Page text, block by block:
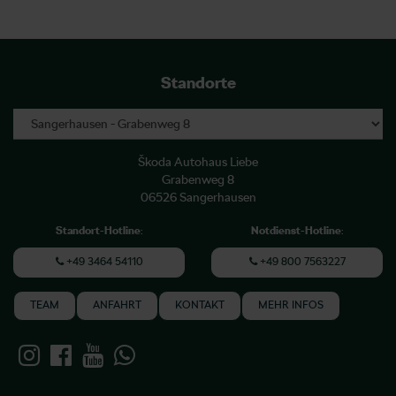
Standorte
Škoda Autohaus Liebe
Grabenweg 8
06526 Sangerhausen
Standort-Hotline:
+49 3464 54110
Notdienst-Hotline:
+49 800 7563227
TEAM ANFAHRT KONTAKT MEHR INFOS